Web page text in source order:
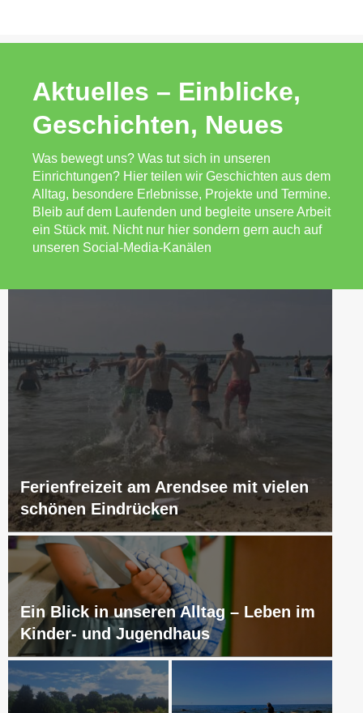
Aktuelles – Einblicke,
Geschichten, Neues
Was bewegt uns? Was tut sich in unseren
Einrichtungen? Hier teilen wir Geschichten aus dem
Alltag, besondere Erlebnisse, Projekte und Termine.
Bleib auf dem Laufenden und begleite unsere Arbeit
ein Stück mit. Nicht nur hier sondern gern auch auf
unseren Social-Media-Kanälen
Ferienfreizeit am Arendsee mit vielen
schönen Eindrücken
Ein Blick in unseren Alltag – Leben im
Kinder- und Jugendhaus